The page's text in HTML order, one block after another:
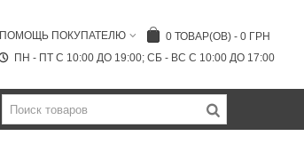
0 ТОВАР(ОВ) - 0 ГРН
ПОМОЩЬ ПОКУПАТЕЛЮ
ПН - ПТ C 10:00 ДО 19:00; СБ - ВС С 10:00 ДО 17:00